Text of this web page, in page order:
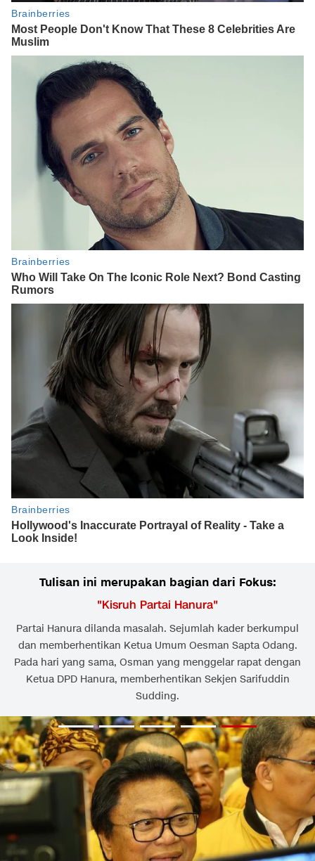
Tulisan ini merupakan bagian dari Fokus:
"Kisruh Partai Hanura"
Partai Hanura dilanda masalah. Sejumlah kader berkumpul
dan memberhentikan Ketua Umum Oesman Sapta Odang.
Pada hari yang sama, Osman yang menggelar rapat dengan
Ketua DPD Hanura, memberhentikan Sekjen Sarifuddin
Sudding.